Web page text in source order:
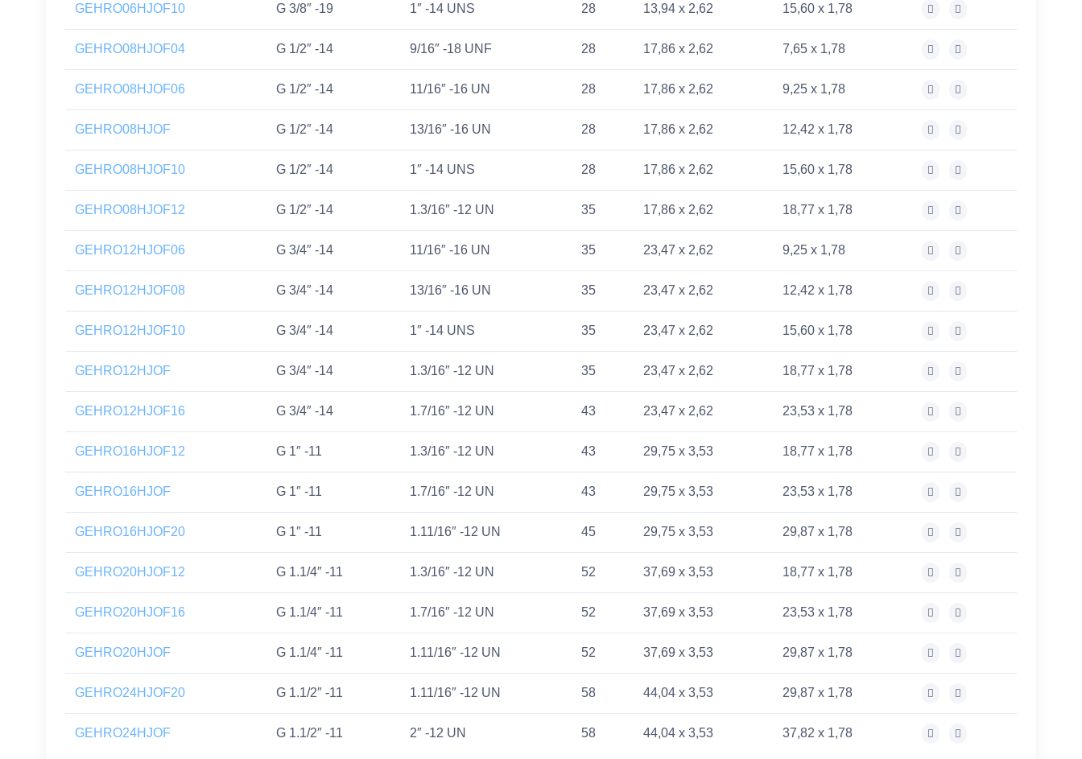
GEHRO06HJOF10 G 3/8″ -19 1″ -14 UNS 28 13,94 x 2,62 15,60 x 1,78
GEHRO08HJOF04 G 1/2″ -14 9/16″ -18 UNF 28 17,86 x 2,62 7,65 x 1,78
GEHRO08HJOF06 G 1/2″ -14 11/16″ -16 UN 28 17,86 x 2,62 9,25 x 1,78
GEHRO08HJOF G 1/2″ -14 13/16″ -16 UN 28 17,86 x 2,62 12,42 x 1,78
GEHRO08HJOF10 G 1/2″ -14 1″ -14 UNS 28 17,86 x 2,62 15,60 x 1,78
GEHRO08HJOF12 G 1/2″ -14 1.3/16″ -12 UN 35 17,86 x 2,62 18,77 x 1,78
GEHRO12HJOF06 G 3/4″ -14 11/16″ -16 UN 35 23,47 x 2,62 9,25 x 1,78
GEHRO12HJOF08 G 3/4″ -14 13/16″ -16 UN 35 23,47 x 2,62 12,42 x 1,78
GEHRO12HJOF10 G 3/4″ -14 1″ -14 UNS 35 23,47 x 2,62 15,60 x 1,78
GEHRO12HJOF G 3/4″ -14 1.3/16″ -12 UN 35 23,47 x 2,62 18,77 x 1,78
GEHRO12HJOF16 G 3/4″ -14 1.7/16″ -12 UN 43 23,47 x 2,62 23,53 x 1,78
GEHRO16HJOF12 G 1″ -11 1.3/16″ -12 UN 43 29,75 x 3,53 18,77 x 1,78
GEHRO16HJOF G 1″ -11 1.7/16″ -12 UN 43 29,75 x 3,53 23,53 x 1,78
GEHRO16HJOF20 G 1″ -11 1.11/16″ -12 UN 45 29,75 x 3,53 29,87 x 1,78
GEHRO20HJOF12 G 1.1/4″ -11 1.3/16″ -12 UN 52 37,69 x 3,53 18,77 x 1,78
GEHRO20HJOF16 G 1.1/4″ -11 1.7/16″ -12 UN 52 37,69 x 3,53 23,53 x 1,78
GEHRO20HJOF G 1.1/4″ -11 1.11/16″ -12 UN 52 37,69 x 3,53 29,87 x 1,78
GEHRO24HJOF20 G 1.1/2″ -11 1.11/16″ -12 UN 58 44,04 x 3,53 29,87 x 1,78
GEHRO24HJOF G 1.1/2″ -11 2″ -12 UN 58 44,04 x 3,53 37,82 x 1,78